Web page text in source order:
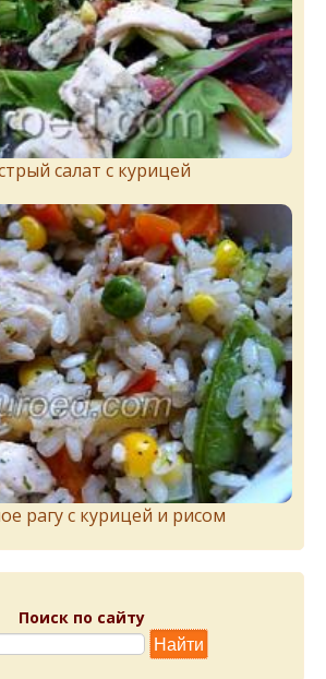
салат с курицей
рагу с курицей и рисом
Поиск по сайту